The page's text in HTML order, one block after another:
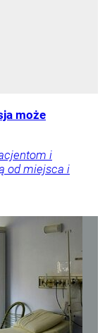
może
i
od miejsca i